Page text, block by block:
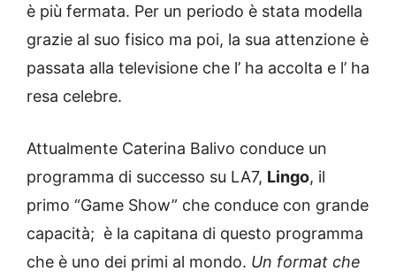
è più fermata. Per un periodo è stata modella
grazie al suo fisico ma poi, la sua attenzione è
passata alla televisione che l’ ha accolta e l’ ha
resa celebre.
Attualmente Caterina Balivo conduce un
programma di successo su LA7, Lingo, il
primo “Game Show” che conduce con grande
capacità; è la capitana di questo programma
che è uno dei primi al mondo. Un format che